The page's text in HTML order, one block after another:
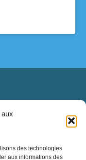
des technologies
aux informations des